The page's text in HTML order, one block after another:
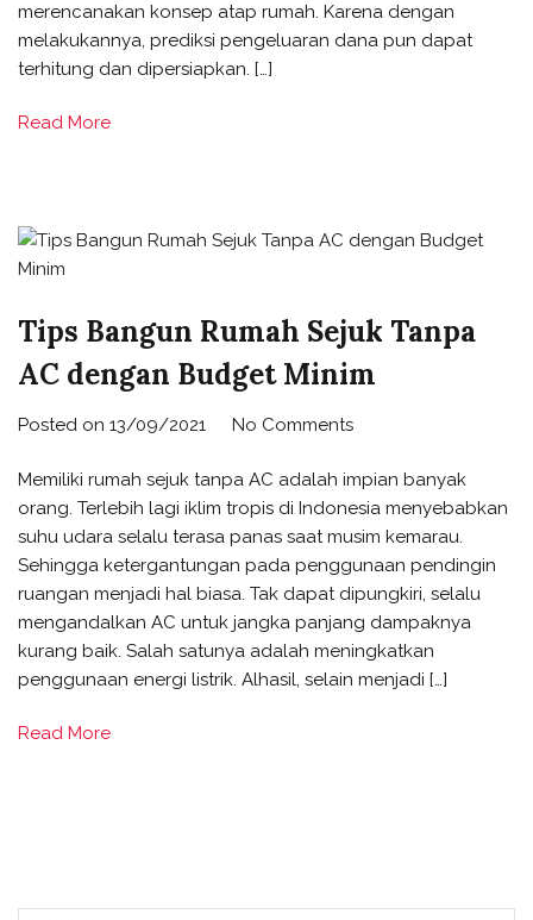
merencanakan konsep atap rumah. Karena dengan
melakukannya, prediksi pengeluaran dana pun dapat
terhitung dan dipersiapkan. […]
Read More
Tips Bangun Rumah Sejuk Tanpa
AC dengan Budget Minim
Posted on 13/09/2021 No Comments
Memiliki rumah sejuk tanpa AC adalah impian banyak
orang. Terlebih lagi iklim tropis di Indonesia menyebabkan
suhu udara selalu terasa panas saat musim kemarau.
Sehingga ketergantungan pada penggunaan pendingin
ruangan menjadi hal biasa. Tak dapat dipungkiri, selalu
mengandalkan AC untuk jangka panjang dampaknya
kurang baik. Salah satunya adalah meningkatkan
penggunaan energi listrik. Alhasil, selain menjadi […]
Read More